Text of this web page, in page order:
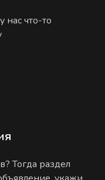
что-то
Тогда раздел